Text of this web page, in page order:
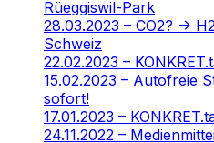
Rüeggiswil-Park
28.03.2023 – CO2? ->
Schweiz
22.02.2023 –
15.02.2023 – Autofreie
sofort!
17.01.2023 –
24.11.2022 –